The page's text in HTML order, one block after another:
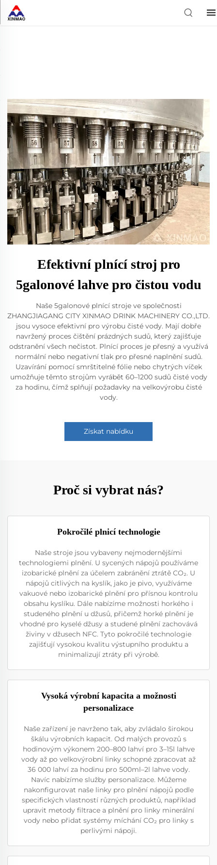
Efektivní plnící stroj pro
5galonové lahve pro čistou vodu
Naše 5galonové plnící stroje ve společnosti
ZHANGJIAGANG CITY XINMAO DRINK MACHINERY CO.,LTD.
jsou vysoce efektivní pro výrobu čisté vody. Mají dobře
navržený proces čištění prázdných sudů, který zajišťuje
odstranění všech nečistot. Plnící proces je přesný a využívá
normální nebo negativní tlak pro přesné naplnění sudů.
Uzavírání pomocí smrštitelné fólie nebo chytrých víček
umožňuje těmto strojům vyrábět 60–1200 sudů čisté vody
za hodinu, čímž splňují požadavky na velkovýrobu čisté
vody.
Získat nabídku
Proč si vybrat nás?
Pokročilé plnicí technologie
Naše stroje jsou vybaveny nejmodernějšími
technologiemi plnění. U sycených nápojů používáme
izobarické plnění za účelem zabránění ztrátě CO₂. U
nápojů citlivých na kyslík, jako je pivo, využíváme
vakuové nebo izobarické plnění pro přísnou kontrolu
obsahu kyslíku. Dále nabízíme možnosti horkého i
studeného plnění u džusů, přičemž horké plnění je
vhodné pro kyselé džusy a studené plnění zachovává
živiny v džusech NFC. Tyto pokročilé technologie
zajišťují vysokou kvalitu výstupního produktu a
minimalizují ztráty při výrobě.
Vysoká výrobní kapacita a možnosti
personalizace
Naše zařízení je navrženo tak, aby zvládalo širokou
škálu výrobních kapacit. Od malých provozů s
hodinovým výkonem 200–800 lahví pro 3–15l lahve
vody až po velkovýrobní linky schopné zpracovat až
36 000 lahví za hodinu pro 500ml–2l lahve vody.
Navíc nabízíme služby personalizace. Můžeme
nakonfigurovat naše linky pro plnění nápojů podle
specifických vlastností různých produktů, například
upravit metody filtrace a plnění pro linky minerální
vody nebo přidat systémy míchání CO₂ pro linky s
perlivými nápoji.